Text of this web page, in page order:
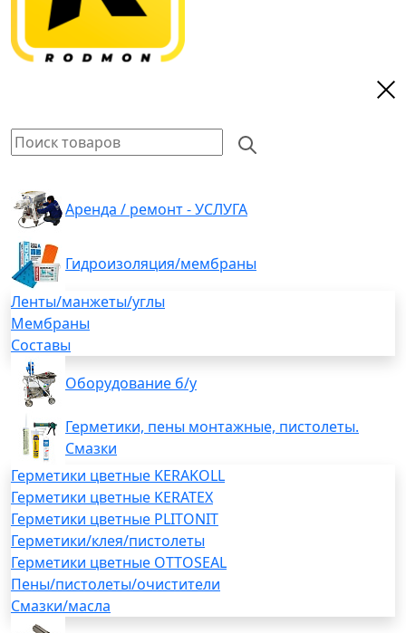
Аренда / ремонт - УСЛУГА
Гидроизоляция/мембраны
Ленты/манжеты/углы
Мембраны
Составы
Оборудование б/у
Герметики, пены монтажные, пистолеты.
Смазки
Герметики цветные KERAKOLL
Герметики цветные KERATEX
Герметики цветные PLITONIT
Герметики/клея/пистолеты
Герметики цветные OTTOSEAL
Пены/пистолеты/очистители
Смазки/масла